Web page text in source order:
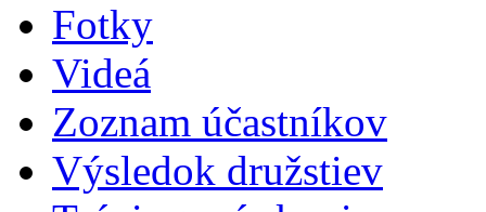
Fotky
Videá
Zoznam účastníkov
Výsledok družstiev